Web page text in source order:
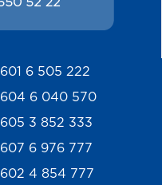
601 6 505 222
604 6 040 570
605 3 852 333
607 6 976 777
602 4 854 777